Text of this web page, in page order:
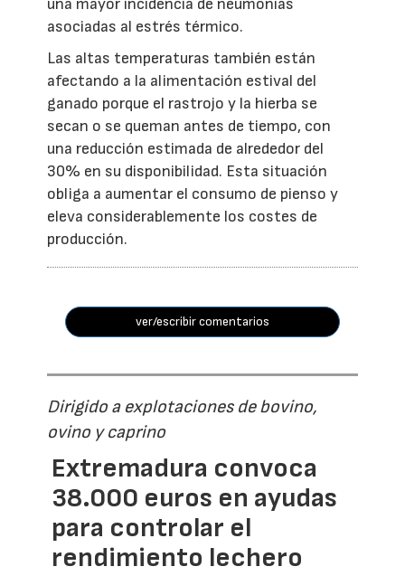
una mayor incidencia de neumonías
asociadas al estrés térmico.
Las altas temperaturas también están
afectando a la alimentación estival del
ganado porque el rastrojo y la hierba se
secan o se queman antes de tiempo, con
una reducción estimada de alrededor del
30% en su disponibilidad. Esta situación
obliga a aumentar el consumo de pienso y
eleva considerablemente los costes de
producción.
ver/escribir comentarios
Dirigido a explotaciones de bovino,
ovino y caprino
Extremadura convoca
38.000 euros en ayudas
para controlar el
rendimiento lechero